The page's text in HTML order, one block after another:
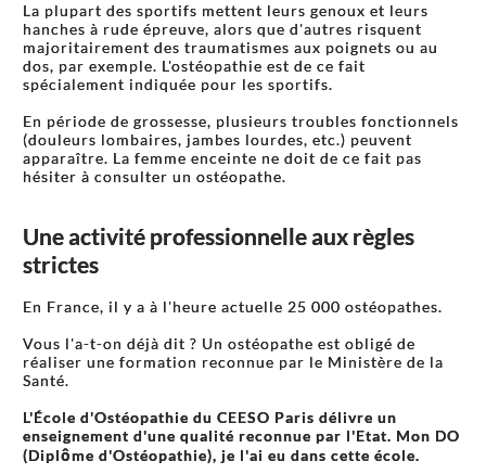
La plupart des sportifs mettent leurs genoux et leurs
hanches à rude épreuve, alors que d'autres risquent
majoritairement des traumatismes aux poignets ou au
dos, par exemple. L'ostéopathie est de ce fait
spécialement indiquée pour les sportifs.
En période de grossesse, plusieurs troubles fonctionnels
(douleurs lombaires, jambes lourdes, etc.) peuvent
apparaître. La femme enceinte ne doit de ce fait pas
hésiter à consulter un ostéopathe.
Une activité professionnelle aux règles
strictes
En France, il y a à l'heure actuelle 25 000 ostéopathes.
Vous l'a-t-on déjà dit ? Un ostéopathe est obligé de
réaliser une formation reconnue par le Ministère de la
Santé.
L'École d'Ostéopathie du CEESO Paris délivre un
enseignement d'une qualité reconnue par l'Etat. Mon DO
(Diplôme d'Ostéopathie), je l'ai eu dans cette école.